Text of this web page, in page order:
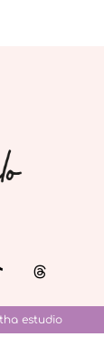
estudio